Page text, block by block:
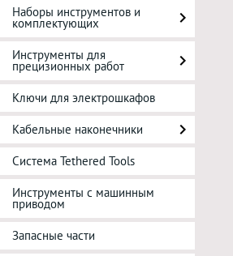
Наборы инструментов и
комплектующих
Инструменты для
прецизионных работ
Ключи для электрошкафов
Кабельные наконечники
Система Tethered Tools
Инструменты с машинным
приводом
Запасные части